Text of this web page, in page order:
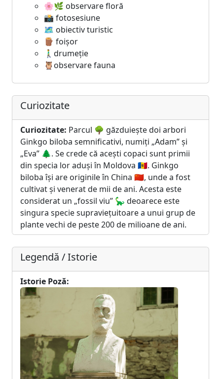
🌸🌿 observare floră
📸 fotosesiune
🗺️ obiectiv turistic
🪵 foișor
🚶‍♂️drumeție
🦉observare fauna
Curiozitate
Curiozitate: Parcul 🌳 găzduiește doi arbori
Ginkgo biloba semnificativi, numiți „Adam” și
„Eva” 🌲. Se crede că acești copaci sunt primii
din specia lor aduși în Moldova 🇲🇩. Ginkgo
biloba își are originile în China 🇨🇳, unde a fost
cultivat și venerat de mii de ani. Acesta este
considerat un „fossil viu” 🦕 deoarece este
singura specie supraviețuitoare a unui grup de
plante vechi de peste 200 de milioane de ani.
Legendă / Istorie
Istorie Poză: